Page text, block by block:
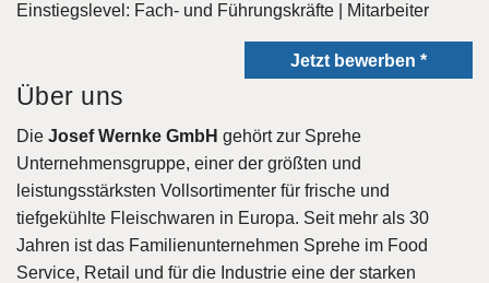
Einstiegslevel: Fach- und Führungskräfte | Mitarbeiter
Jetzt bewerben *
Über uns
Die Josef Wernke GmbH gehört zur Sprehe
Unternehmensgruppe, einer der größten und
leistungsstärksten Vollsortimenter für frische und
tiefgekühlte Fleischwaren in Europa. Seit mehr als 30
Jahren ist das Familienunternehmen Sprehe im Food
Service, Retail und für die Industrie eine der starken